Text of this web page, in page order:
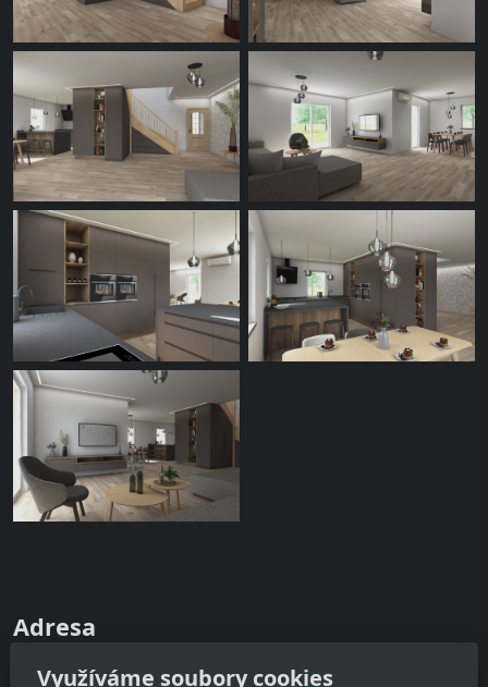
Adresa
Ateliér JinýRozměr
Využíváme soubory cookies